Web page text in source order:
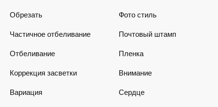
Обрезать
Частичное отбеливание
Отбеливание
Коррекция засветки
Вариация
Фото стиль
Почтовый штамп
Пленка
Внимание
Сердце